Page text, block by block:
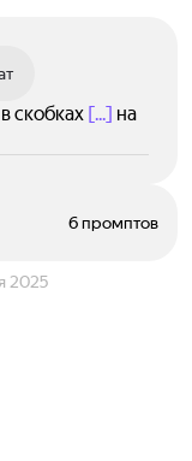
скобках [...] на
6 промптов
2025